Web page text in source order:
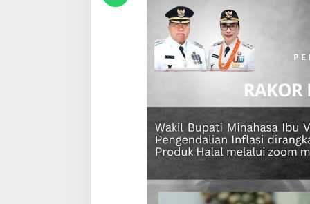
u
n
i
D
a
a
B